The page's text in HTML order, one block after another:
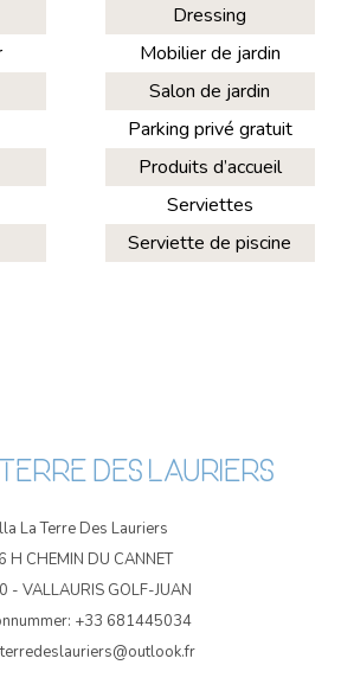
Dressing
Mobilier de jardin
Salon de jardin
Parking privé gratuit
Produits d’accueil
Serviettes
Serviette de piscine
DES LAURIERS
La Terre Des Lauriers
H CHEMIN DU CANNET
- VALLAURIS GOLF-JUAN
+33 681445034